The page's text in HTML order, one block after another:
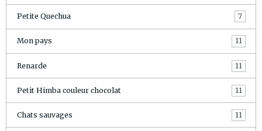
Petite Quechua 7
Mon pays 11
Renarde 11
Petit Himba couleur chocolat 11
Chats sauvages 11